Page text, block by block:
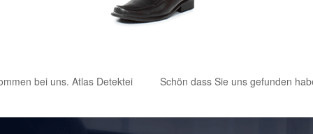
bei uns. Atlas Detektei Schön dass Sie uns gefunden